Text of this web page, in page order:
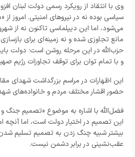
وی با انتقاد از رویکرد رسمی دولت لبنان
سیاسی بوده نه در نیروهای امنیتی. امروز
می‌شود، اما این دیپلماسی تاکنون نه از
مانع تجاوزی شده و نه زمینه‌ای برای
حزب‌الله در این مرحله روشن است؛ دولت
و با تمام توان برای توقف تجاوزات رژیم
این اظهارات در مراسم بزرگداشت شهدای
حضور اقشار مختلف مردم و خانواده‌های
فضل‌الله با اشاره به موضوع «تصمیم
این تصمیم در اختیار دولت است، اما آنچه
بیشتر شبیه چنگ زدن به تصمیم تسلیم
عقب‌نشینی در برابر دشمن نیست.